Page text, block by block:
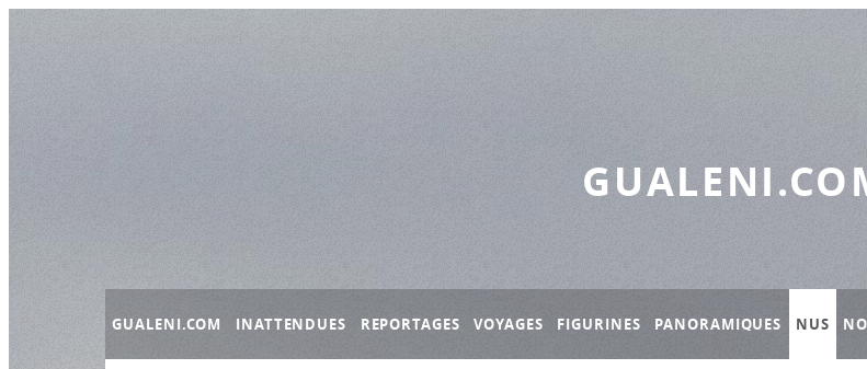
GUALENI.COM INATTENDUES REPORTAGES VOYAGES FIGURINES PANORAMIQUES NUS